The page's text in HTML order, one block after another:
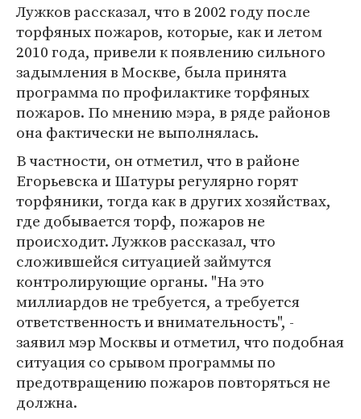
Лужков рассказал, что в 2002 году после
торфяных пожаров, которые, как и летом
2010 года, привели к появлению сильного
задымления в Москве, была принята
программа по профилактике торфяных
пожаров. По мнению мэра, в ряде районов
она фактически не выполнялась.
В частности, он отметил, что в районе
Егорьевска и Шатуры регулярно горят
торфяники, тогда как в других хозяйствах,
где добывается торф, пожаров не
происходит. Лужков рассказал, что
сложившейся ситуацией займутся
контролирующие органы. "На это
миллиардов не требуется, а требуется
ответственность и внимательность", -
заявил мэр Москвы и отметил, что подобная
ситуация со срывом программы по
предотвращению пожаров повторяться не
должна.